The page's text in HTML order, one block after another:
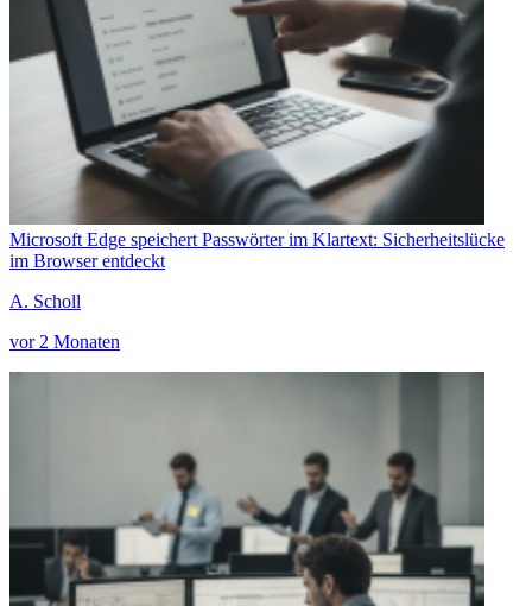
Microsoft Edge speichert Passwörter im Klartext: Sicherheitslücke
im Browser entdeckt
A. Scholl
vor 2 Monaten